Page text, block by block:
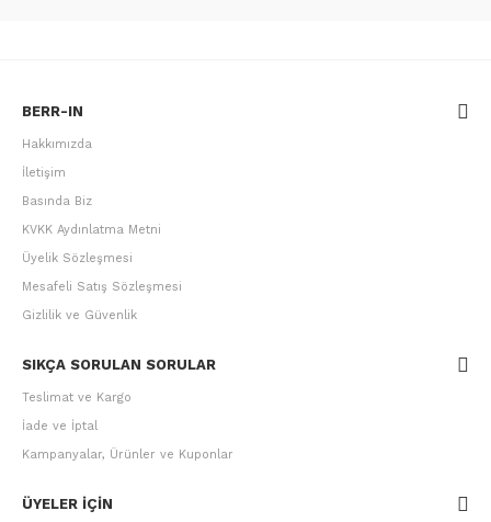
BERR-IN
Hakkımızda
İletişim
Basında Biz
KVKK Aydınlatma Metni
Üyelik Sözleşmesi
Mesafeli Satış Sözleşmesi
Gizlilik ve Güvenlik
SIKÇA SORULAN SORULAR
Teslimat ve Kargo
İade ve İptal
Kampanyalar, Ürünler ve Kuponlar
ÜYELER IÇIN